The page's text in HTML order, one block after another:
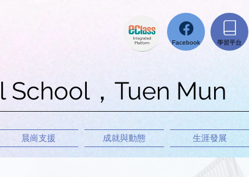
，Tuen Mun
Facebook 學習平台
晨崗支援 成就與動態 生涯發展